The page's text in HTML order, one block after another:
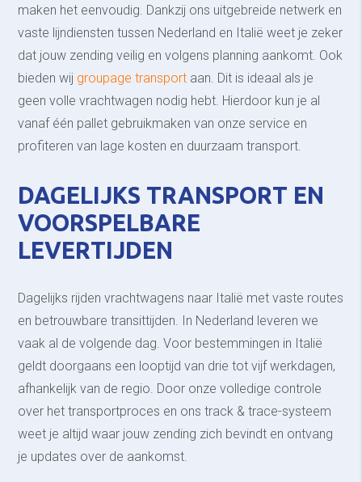
maken het eenvoudig. Dankzij ons uitgebreide netwerk en
vaste lijndiensten tussen Nederland en Italië weet je zeker
dat jouw zending veilig en volgens planning aankomt. Ook
bieden wij groupage transport aan. Dit is ideaal als je
geen volle vrachtwagen nodig hebt. Hierdoor kun je al
vanaf één pallet gebruikmaken van onze service en
profiteren van lage kosten en duurzaam transport.
DAGELIJKS TRANSPORT EN
VOORSPELBARE
LEVERTIJDEN
Dagelijks rijden vrachtwagens naar Italië met vaste routes
en betrouwbare transittijden. In Nederland leveren we
vaak al de volgende dag. Voor bestemmingen in Italië
geldt doorgaans een looptijd van drie tot vijf werkdagen,
afhankelijk van de regio. Door onze volledige controle
over het transportproces en ons track & trace-systeem
weet je altijd waar jouw zending zich bevindt en ontvang
je updates over de aankomst.